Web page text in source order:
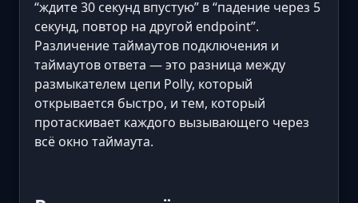
“ждите 30 секунд впустую” в “падение через 5
секунд, повтор на другой endpoint”.
Различение таймаутов подключения и
таймаутов ответа — это разница между
размыкателем цепи Polly, который
открывается быстро, и тем, который
протаскивает каждого вызывающего через
всё окно таймаута.